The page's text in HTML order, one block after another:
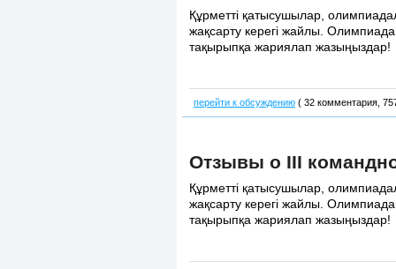
Құрметті қатысушылар,
жақсарту керегі жайлы.
тақырыпқа жариялап жазыңыздар!
перейти к обсуждению ( 32 комментария,
Отзывы о III
Құрметті қатысушылар,
жақсарту керегі жайлы.
тақырыпқа жариялап жазыңыздар!